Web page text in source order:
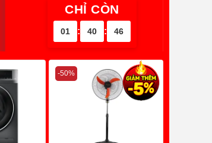
CHỈ CÒN
01 : 40 : 45
-50%